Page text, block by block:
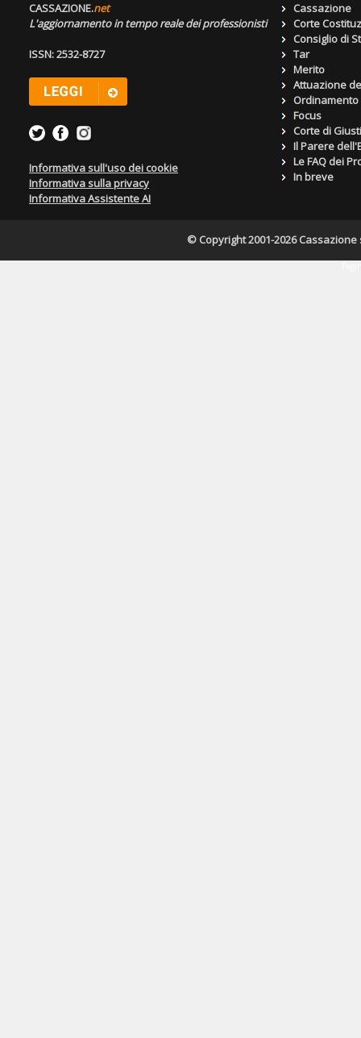
CASSAZIONE.net
L'aggiornamento in tempo reale dei professionisti
ISSN: 2532-8727
Informativa sull'uso dei cookie
Informativa sulla privacy
Informativa Assistente AI
Cassazione
Corte
Consiglio di
Tar
Merito
Attuazione
Focus
Corte di
Il Parere
Le FAQ dei
In breve
© Copyright 2001-2026 Cassazione